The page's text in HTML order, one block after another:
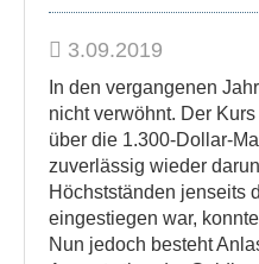
3.09.2019
In den vergangenen
nicht verwöhnt. Der
über die 1.300-Dollar-
zuverlässig wieder
Höchstständen jenseits
eingestiegen war,
Nun jedoch besteht